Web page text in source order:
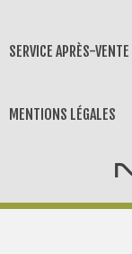
SERVICE APRÈS-VENTE
MENTIONS LÉGALES